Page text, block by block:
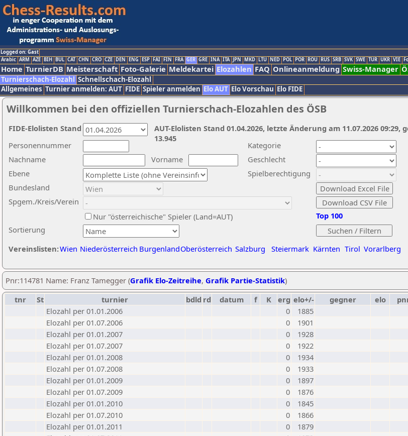
Logged on: Gast
Arabic ARM AZE BIH BUL CAT CHN CRO CZE DEN ENG ESP FAI FIN FRA GER GRE INA ITA JPN MKD LTU NED POL POR ROU RUS SRB SVK SWE TUR UKR VIE
Home TurnierDB Meisterschaft Foto-Galerie Meldekartei Elozahlen FAQ Onlineanmeldung Swiss-Manager
Turnierschach-Elozahl Schnellschach-Elozahl
Allgemeines Turnier anmelden: AUT FIDE Spieler anmelden Elo AUT Elo Vorschau Elo FIDE
Willkommen bei den offiziellen Turnierschach-Elozahlen des ÖSB
Nachname
Vorname
Ebene
Kategorie
Sortierung
Personennummer
Bundesland
Spgem./Kreis/Verein
Geschlecht
Nur "österreichische" Spieler (Land=AUT)
Spielberechtigung
Vereinslisten:Wien Niederösterreich BurgenlandOberösterreich Salzburg Steiermark Kärnten Tirol Vorarlberg
Top 100
AUT-Elolisten Stand 01.04.2026, letzte Änderung am 11.07.2026
13.945
FIDE-Elolisten Stand
Pnr:114781 Name: Franz Tamegger (Grafik Elo-Zeitreihe, Grafik Partie-Statistik)
tnr
St turnier bdld rd datum f K erg elo+/- gegner elo
Elozahl per 01.01.2006
0
1885
Elozahl per 01.07.2006
0
1901
Elozahl per 01.01.2007
0
1928
Elozahl per 01.07.2007
0
1922
Elozahl per 01.01.2008
0
1934
Elozahl per 01.07.2008
0
1933
Elozahl per 01.01.2009
0
1897
Elozahl per 01.07.2009
0
1876
Elozahl per 01.01.2010
0
1845
Elozahl per 01.07.2010
0
1866
Elozahl per 01.01.2011
0
1879